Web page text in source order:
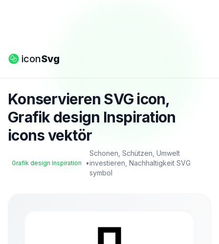
iconSvg
Konservieren SVG icon,
Grafik design Inspiration
icons vektör
Grafik design Inspiration •
Schonen, Schützen, Umwelt
investieren, Nachhaltigkeit SVG
symbol